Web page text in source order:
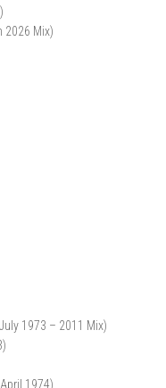
2026 Mix)
1973 – 2011 Mix)
1974)